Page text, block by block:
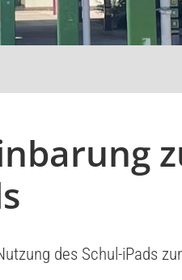
des Schul-iPads